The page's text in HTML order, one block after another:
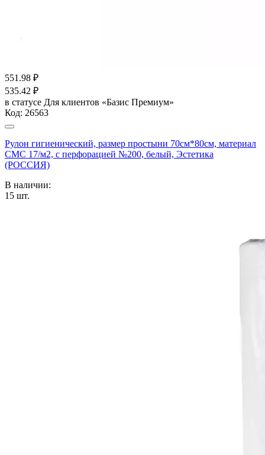
551.98 ₽
535.42 ₽
в статусе Для клиентов «Базис Премиум»
Код: 26563
Рулон гигиенический, размер простыни 70см*80см, материал
СМС 17/м2, с перфорацией №200, белый, Эстетика
(РОССИЯ)
В наличии:
15 шт.